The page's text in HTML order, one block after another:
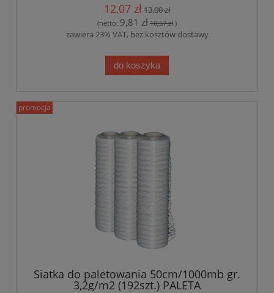
12,07 zł13,00 zł
(netto: 9,81 zł 10,57 zł )
zawiera 23% VAT, bez kosztów dostawy
do koszyka
Siatka do paletowania 50cm/1000mb gr.
3,2g/m2 (192szt.) PALETA
promocja